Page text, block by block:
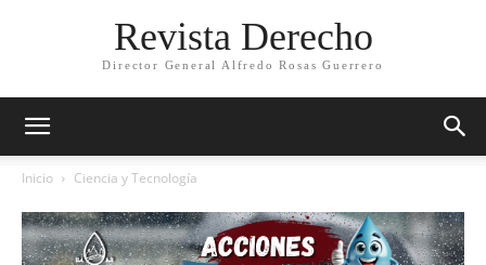
Revista Derecho
Director General Alfredo Rosas Guerrero
Inicio Ciencia y Tecnología